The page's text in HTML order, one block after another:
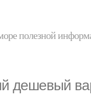
полезной
дешевый